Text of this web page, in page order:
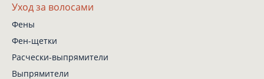
Уход за волосами
Фены
Фен-щетки
Расчески-выпрямители
Выпрямители